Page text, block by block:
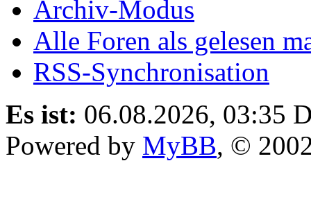
Archiv-Modus
Alle Foren als gelesen
RSS-Synchronisation
Es ist: 06.08.2026, 03:35
Powered by MyBB, ©